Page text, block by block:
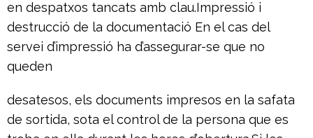
en despatxos tancats amb clau.Impressió i
destrucció de la documentació En el cas del
servei d’impressió ha d’assegurar-se que no
queden
desatesos, els documents impresos en la safata
de sortida, sota el control de la persona que es